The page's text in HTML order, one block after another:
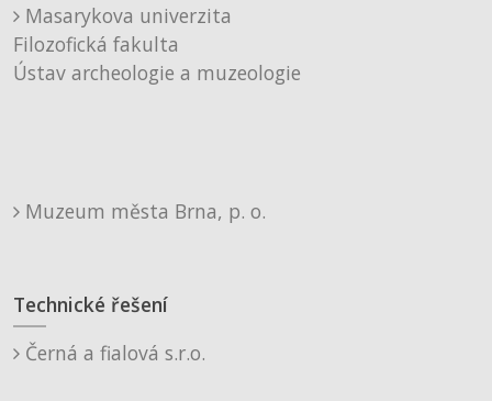
Masarykova univerzita
Filozofická fakulta
Ústav archeologie a muzeologie
Muzeum města Brna, p. o.
Technické řešení
Černá a fialová s.r.o.